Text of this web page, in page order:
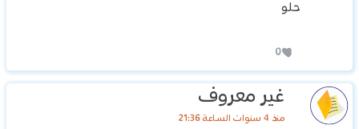
حلو
0
غير معروف
منذ 4 سنوات الساعة 21:36